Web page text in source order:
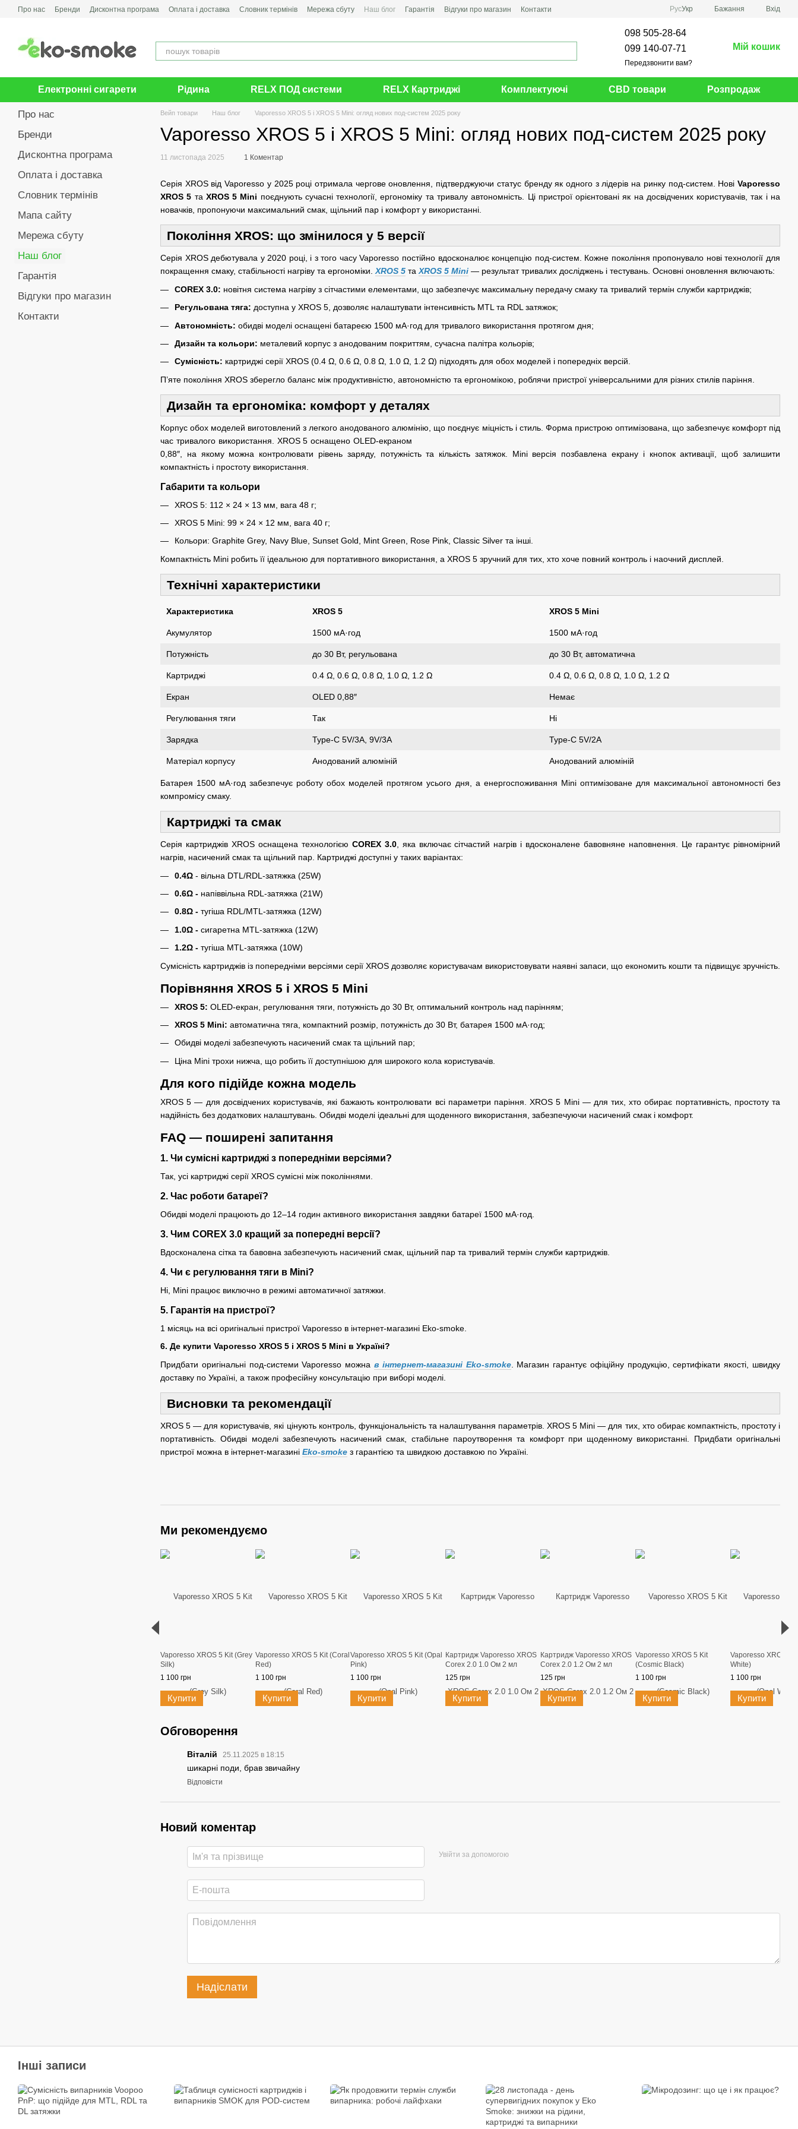
Перейти до основного контенту
Про нас Бренди Дисконтна програма Оплата і доставка Словник термінів Мережа сбуту Наш блог Гарантія Відгуки про магазин Контакти РусУкр Бажання Вхід
098 505-28-64
099 140-07-71
Передзвонити вам?
Мій кошик
Електронні сигарети Рідина RELX ПОД системи RELX Картриджі Комплектуючі CBD товари Розпродаж
Вейп товари Наш блог Vaporesso XROS 5 і XROS 5 Mini: огляд нових под-систем 2025 року
Vaporesso XROS 5 і XROS 5 Mini: огляд нових под-систем 2025 року
11 листопада 2025 1 Коментар
Серія XROS від Vaporesso у 2025 році отримала чергове оновлення, підтверджуючи статус бренду як одного з лідерів на ринку под-систем. Нові Vaporesso
XROS 5 та XROS 5 Mini поєднують сучасні технології, ергономіку та тривалу автономність. Ці пристрої орієнтовані як на досвідчених користувачів, так і на
новачків, пропонуючи максимальний смак, щільний пар і комфорт у використанні.
Покоління XROS: що змінилося у 5 версії
Серія XROS дебютувала у 2020 році, і з того часу Vaporesso постійно вдосконалює концепцію под-систем. Кожне покоління пропонувало нові технології для
покращення смаку, стабільності нагріву та ергономіки.XROS 5 таXROS 5 Mini — результат тривалих досліджень і тестувань. Основні оновлення включають:
COREX 3.0: новітня система нагріву з сітчастими елементами, що забезпечує максимальну передачу смаку та тривалий термін служби картриджів;
Регульована тяга: доступна у XROS 5, дозволяє налаштувати інтенсивність MTL та RDL затяжок;
Автономність: обидві моделі оснащені батареєю 1500 мА·год для тривалого використання протягом дня;
Дизайн та кольори: металевий корпус з анодованим покриттям, сучасна палітра кольорів;
Сумісність: картриджі серії XROS (0.4 Ω, 0.6 Ω, 0.8 Ω, 1.0 Ω, 1.2 Ω) підходять для обох моделей і попередніх версій.
П’яте покоління XROS зберегло баланс між продуктивністю, автономністю та ергономікою, роблячи пристрої універсальними для різних стилів паріння.
Дизайн та ергономіка: комфорт у деталях
Корпус обох моделей виготовлений з легкого анодованого алюмінію, що поєднує міцність і стиль. Форма пристрою оптимізована, що забезпечує комфорт під
час тривалого використання. XROS 5 оснащено OLED-екраном
0,88″, на якому можна контролювати рівень заряду, потужність та кількість затяжок. Mini версія позбавлена екрану і кнопок активації, щоб залишити
компактність і простоту використання.
Габарити та кольори
XROS 5: 112 × 24 × 13 мм, вага 48 г;
XROS 5 Mini: 99 × 24 × 12 мм, вага 40 г;
Кольори: Graphite Grey, Navy Blue, Sunset Gold, Mint Green, Rose Pink, Classic Silver та інші.
Компактність Mini робить її ідеальною для портативного використання, а XROS 5 зручний для тих, хто хоче повний контроль і наочний дисплей.
Технічні характеристики
Характеристика XROS 5 XROS 5 Mini
Акумулятор 1500 мА·год 1500 мА·год
Потужність до 30 Вт, регульована до 30 Вт, автоматична
Картриджі 0.4 Ω, 0.6 Ω, 0.8 Ω, 1.0 Ω, 1.2 Ω 0.4 Ω, 0.6 Ω, 0.8 Ω, 1.0 Ω, 1.2 Ω
Екран OLED 0,88″ Немає
Регулювання тяги Так Ні
Зарядка Type-C 5V/3A, 9V/3A Type-C 5V/2A
Матеріал корпусу Анодований алюміній Анодований алюміній
Батарея 1500 мА·год забезпечує роботу обох моделей протягом усього дня, а енергоспоживання Mini оптимізоване для максимальної автономності без
компромісу смаку.
Картриджі та смак
Серія картриджів XROS оснащена технологією COREX 3.0, яка включає сітчастий нагрів і вдосконалене бавовняне наповнення. Це гарантує рівномірний
нагрів, насичений смак та щільний пар. Картриджі доступні у таких варіантах:
0.4Ω - вільна DTL/RDL-затяжка (25W)
0.6Ω - напіввільна RDL-затяжка (21W)
0.8Ω - тугіша RDL/MTL-затяжка (12W)
1.0Ω - cигаретна MTL-затяжка (12W)
1.2Ω - тугіша MTL-затяжка (10W)
Сумісність картриджів із попередніми версіями серії XROS дозволяє користувачам використовувати наявні запаси, що економить кошти та підвищує зручність.
Порівняння XROS 5 і XROS 5 Mini
XROS 5: OLED-екран, регулювання тяги, потужність до 30 Вт, оптимальний контроль над парінням;
XROS 5 Mini: автоматична тяга, компактний розмір, потужність до 30 Вт, батарея 1500 мА·год;
Обидві моделі забезпечують насичений смак та щільний пар;
Ціна Mini трохи нижча, що робить її доступнішою для широкого кола користувачів.
Для кого підійде кожна модель
XROS 5 — для досвідчених користувачів, які бажають контролювати всі параметри паріння. XROS 5 Mini — для тих, хто обирає портативність, простоту та
надійність без додаткових налаштувань. Обидві моделі ідеальні для щоденного використання, забезпечуючи насичений смак і комфорт.
FAQ — поширені запитання
1. Чи сумісні картриджі з попередніми версіями?
Так, усі картриджі серії XROS сумісні між поколіннями.
2. Час роботи батареї?
Обидві моделі працюють до 12–14 годин активного використання завдяки батареї 1500 мА·год.
3. Чим COREX 3.0 кращий за попередні версії?
Вдосконалена сітка та бавовна забезпечують насичений смак, щільний пар та тривалий термін служби картриджів.
4. Чи є регулювання тяги в Mini?
Ні, Mini працює виключно в режимі автоматичної затяжки.
5. Гарантія на пристрої?
1 місяць на всі оригінальні пристрої Vaporesso в інтернет-магазині Eko-smoke.
6. Де купити Vaporesso XROS 5 і XROS 5 Mini в Україні?
Придбати оригінальні под-системи Vaporesso можна в інтернет-магазині Eko-smoke. Магазин гарантує офіційну продукцію, сертифікати якості, швидку
доставку по Україні, а також професійну консультацію при виборі моделі.
Висновки та рекомендації
XROS 5 — для користувачів, які цінують контроль, функціональність та налаштування параметрів. XROS 5 Mini — для тих, хто обирає компактність, простоту і
портативність. Обидві моделі забезпечують насичений смак, стабільне пароутворення та комфорт при щоденному використанні. Придбати оригінальні
пристрої можна в інтернет-магазині Eko-smoke з гарантією та швидкою доставкою по Україні.
Ми рекомендуємо
Vaporesso XROS 5 Kit (Grey
Silk)
1 100 грн
Купити
Vaporesso XROS 5 Kit (Coral
Red)
1 100 грн
Купити
Vaporesso XROS 5 Kit (Opal
Pink)
1 100 грн
Купити
Картридж Vaporesso XROS
Corex 2.0 1.0 Ом 2 мл
125 грн
Купити
Картридж Vaporesso XROS
Corex 2.0 1.2 Ом 2 мл
125 грн
Купити
Vaporesso XROS 5 Kit
(Cosmic Black)
1 100 грн
Купити
Vaporesso XROS 5
White)
1 100 грн
Купити
Обговорення
Віталій 25.11.2025 в 18:15
шикарні поди, брав звичайну
Відповісти
Новий коментар
Увійти за допомогою
Надіслати
Про нас
Бренди
Дисконтна програма
Оплата і доставка
Словник термінів
Мапа сайту
Мережа сбуту
Наш блог
Гарантія
Відгуки про магазин
Контакти
Інші записи